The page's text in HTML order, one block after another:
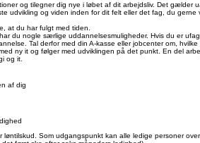
og tilegner dig nye i løbet af dit arbejdsliv. Det gælder
udvikling og viden inden for dit felt eller det fag, du
at du har fulgt med tiden.
du nogle særlige uddannelsesmuligheder. Hvis du er
Tal derfor med din A-kasse eller jobcenter om,
ny it og følger med udviklingen på det punkt. En del
og it.
af dig
Som udgangspunkt kan alle ledige personer